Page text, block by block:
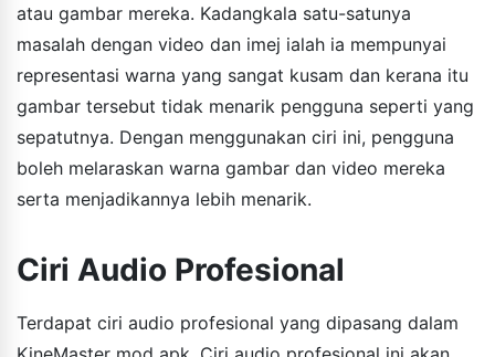
atau gambar mereka. Kadangkala satu-satunya
masalah dengan video dan imej ialah ia mempunyai
representasi warna yang sangat kusam dan kerana itu
gambar tersebut tidak menarik pengguna seperti yang
sepatutnya. Dengan menggunakan ciri ini, pengguna
boleh melaraskan warna gambar dan video mereka
serta menjadikannya lebih menarik.
Ciri Audio Profesional
Terdapat ciri audio profesional yang dipasang dalam